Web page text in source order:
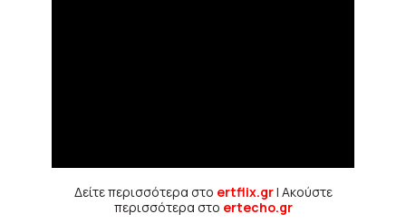
Δείτε περισσότερα στο ertflix.gr| Ακούστε
περισσότερα στο ertecho.gr